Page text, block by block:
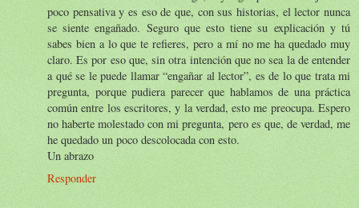
poco pensativa y es eso de que, con sus historias, el lector nunca
se siente engañado. Seguro que esto tiene su explicación y tú
sabes bien a lo que te refieres, pero a mí no me ha quedado muy
claro. Es por eso que, sin otra intención que no sea la de entender
a qué se le puede llamar “engañar al lector”, es de lo que trata mi
pregunta, porque pudiera parecer que hablamos de una práctica
común entre los escritores, y la verdad, esto me preocupa. Espero
no haberte molestado con mi pregunta, pero es que, de verdad, me
he quedado un poco descolocada con esto.
Un abrazo
Responder